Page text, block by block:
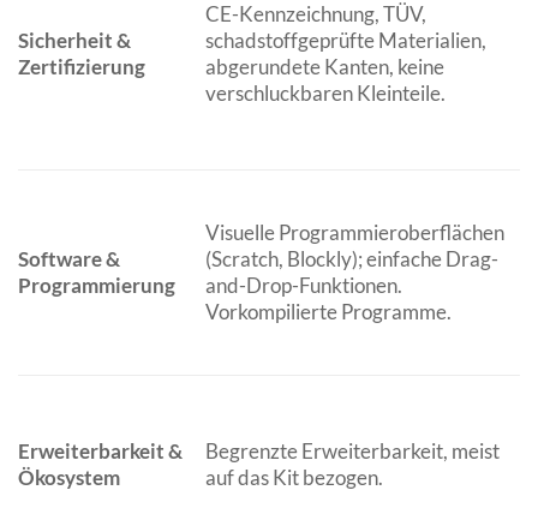
Sicherheit &
Zertifizierung
CE-Kennzeichnung, TÜV,
schadstoffgeprüfte Materialien,
abgerundete Kanten, keine
verschluckbaren Kleinteile.
Software &
Programmierung
Visuelle Programmieroberflächen
(Scratch, Blockly); einfache Drag-
and-Drop-Funktionen.
Vorkompilierte Programme.
Erweiterbarkeit &
Ökosystem
Begrenzte Erweiterbarkeit, meist
auf das Kit bezogen.